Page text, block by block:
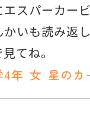
エスパーカー
かいも読み返
4年 女 星のカ